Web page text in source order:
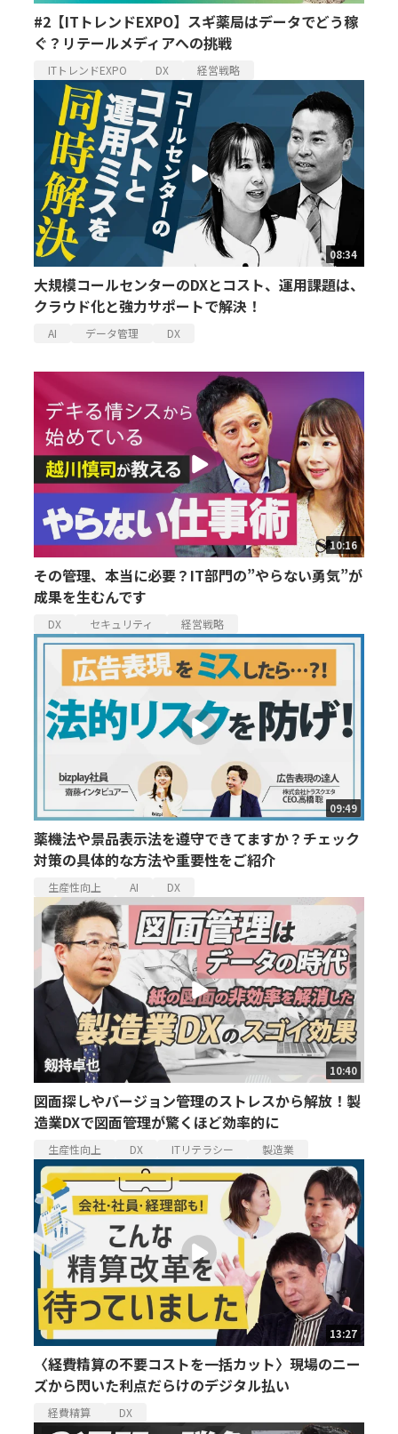
#2【ITトレンドEXPO】スギ薬局はデータでどう稼
ぐ？リテールメディアへの挑戦
ITトレンドEXPO DX 経営戦略
08:34
大規模コールセンターのDXとコスト、運用課題は、
クラウド化と強力サポートで解決！
AI データ管理 DX
10:16
その管理、本当に必要？IT部門の”やらない勇気”が
成果を生むんです
DX セキュリティ 経営戦略
09:49
薬機法や景品表示法を遵守できてますか？チェック
対策の具体的な方法や重要性をご紹介
生産性向上 AI DX
10:40
図面探しやバージョン管理のストレスから解放！製
造業DXで図面管理が驚くほど効率的に
生産性向上 DX ITリテラシー 製造業
13:27
〈経費精算の不要コストを一括カット〉現場のニー
ズから閃いた利点だらけのデジタル払い
経費精算 DX